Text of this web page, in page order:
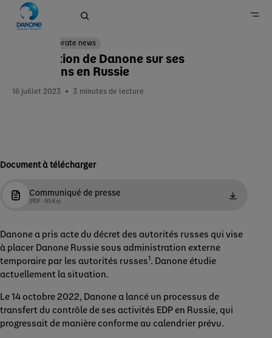
Newsroom
16 juillet 2023 3 minutes de lecture
Information de Danone sur ses
opérations en Russie
Corporate news
Document à télécharger
Communiqué de presse
(PDF - 95 Ko)
Danone a pris acte du décret des autorités russes qui vise
à placer Danone Russie sous administration externe
temporaire par les autorités russes1. Danone étudie
actuellement la situation.
Le 14 octobre 2022, Danone a lancé un processus de
transfert du contrôle de ses activités EDP en Russie, qui
progressait de manière conforme au calendrier prévu.